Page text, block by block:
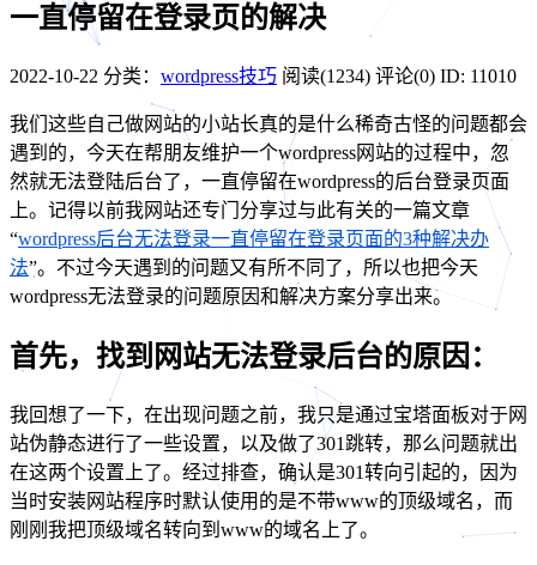
一直停留在登录页的解决
2022-10-22 分类： wordpress技巧 阅读(1234) 评论(0) ID: 11010
我们这些自己做网站的小站长真的是什么稀奇古怪的问题都会
遇到的，今天在帮朋友维护一个wordpress网站的过程中，忽
然就无法登陆后台了，一直停留在wordpress的后台登录页面
上。记得以前我网站还专门分享过与此有关的一篇文章
“wordpress后台无法登录一直停留在登录页面的3种解决办
法”。不过今天遇到的问题又有所不同了，所以也把今天
wordpress无法登录的问题原因和解决方案分享出来。
首先，找到网站无法登录后台的原因：
我回想了一下，在出现问题之前，我只是通过宝塔面板对于网
站伪静态进行了一些设置，以及做了301跳转，那么问题就出
在这两个设置上了。经过排查，确认是301转向引起的，因为
当时安装网站程序时默认使用的是不带www的顶级域名，而
刚刚我把顶级域名转向到www的域名上了。